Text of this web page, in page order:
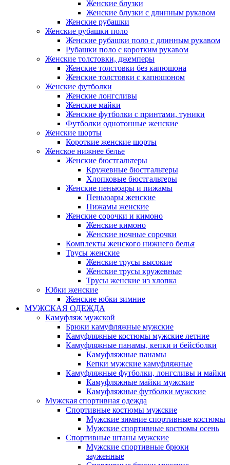
Женские блузки
Женские блузки с длинным рукавом
Женские рубашки
Женские рубашки поло
Женские рубашки поло с длинным рукавом
Рубашки поло с коротким рукавом
Женские толстовки, джемперы
Женские толстовки без капюшона
Женские толстовки с капюшоном
Женские футболки
Женские лонгсливы
Женские майки
Женские футболки с принтами, туники
Футболки однотонные женские
Женские шорты
Короткие женские шорты
Женское нижнее белье
Женские бюстгальтеры
Кружевные бюстгальтеры
Хлопковые бюстгальтеры
Женские пеньюары и пижамы
Пеньюары женские
Пижамы женские
Женские сорочки и кимоно
Женские кимоно
Женские ночные сорочки
Комплекты женского нижнего белья
Трусы женские
Женские трусы высокие
Женские трусы кружевные
Трусы женские из хлопка
Юбки женские
Женские юбки зимние
МУЖСКАЯ ОДЕЖДА
Камуфляж мужской
Брюки камуфляжные мужские
Камуфляжные костюмы мужские летние
Камуфляжные панамы, кепки и бейсболки
Камуфляжные панамы
Кепки мужские камуфляжные
Камуфляжные футболки, лонгсливы и майки
Камуфляжные майки мужские
Камуфляжные футболки мужские
Мужская спортивная одежда
Спортивные костюмы мужские
Мужские зимние спортивные костюмы
Мужские спортивные костюмы осень
Спортивные штаны мужские
Мужские спортивные брюки
зауженные